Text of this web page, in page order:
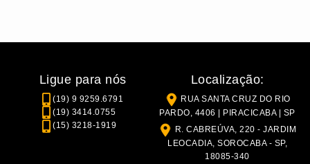
Ligue para nós
(19) 9 9259.6791
(19) 3414.0755
(15) 3218-1919
Localização:
RUA SANTA CRUZ DO RIO
PARDO, 4406 | PIRACICABA | SP
R. CABREÚVA, 220 - JARDIM
LEOCADIA, SOROCABA - SP,
18085-340